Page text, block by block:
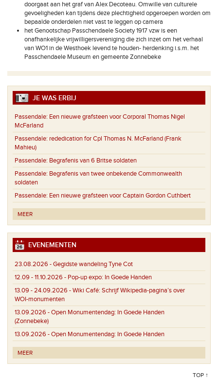
doorgaat aan het graf van Alex Decoteau. Omwille van culturele
gevoeligheden kan tijdens deze plechtigheid opgeroepen worden om
bepaalde onderdelen niet vast te leggen op camera
het Genootschap Passchendaele Society 1917 vzw is een
onafhankelijke vrijwilligersvereniging die zich inzet om het verhaal
van WO1 in de Westhoek levend te houden- herdenking i.s.m. het
Passchendaele Museum en gemeente Zonnebeke
JE WAS ERBIJ
Passendale: Een nieuwe grafsteen voor Corporal Thomas Nigel
McFarland
Passendale: rededication for Cpl Thomas N. McFarland (Frank
Mahieu)
Passendale: Begrafenis van 6 Britse soldaten
Passendale: Begrafenis van twee onbekende Commonwealth
soldaten
Passendale: Een nieuwe grafsteen voor Captain Gordon Cuthbert
MEER
EVENEMENTEN
23.08.2026 -Gegidste wandeling Tyne Cot
12.09 - 11.10.2026 - Pop-up expo: In Goede Handen
13.09 - 24.09.2026 -Wiki Café: Schrijf Wikipedia-pagina’s over
WOI-monumenten
13.09.2026 -Open Monumentendag: In Goede Handen
(Zonnebeke)
13.09.2026 -Open Monumentendag: In Goede Handen
MEER
TOP ↑